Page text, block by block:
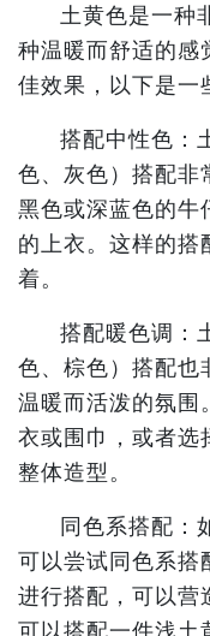
土黄色是一种
种温暖而舒适的感
佳效果，以下是一
搭配中性色：
色、灰色）搭配非
黑色或深蓝色的牛
的上衣。这样的搭
着。
搭配暖色调：
色、棕色）搭配也
温暖而活泼的氛围
衣或围巾，或者选
整体造型。
同色系搭配：
可以尝试同色系搭
进行搭配，可以营
可以搭配一件浅土